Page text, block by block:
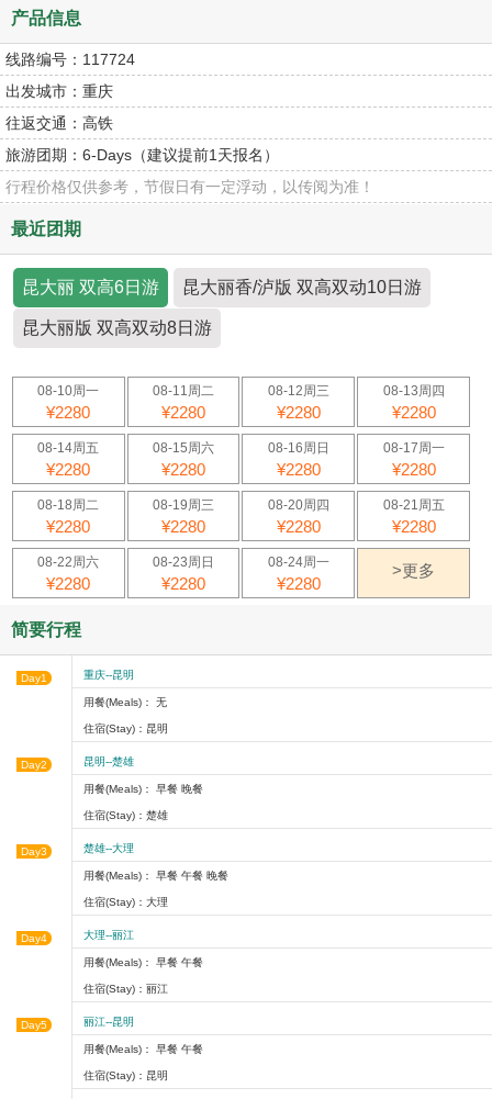
产品信息
线路编号： 117724
出发城市： 重庆
往返交通： 高铁
旅游团期： 6-Days（建议提前1天报名）
行程价格仅供参考，节假日有一定浮动，以传阅为准！
最近团期
昆大丽 双高6日游 昆大丽香/泸版 双高双动10日游
昆大丽版 双高双动8日游
08-10周一
¥2280
08-11周二
¥2280
08-12周三
¥2280
08-13周四
¥2280
08-14周五
¥2280
08-15周六
¥2280
08-16周日
¥2280
08-17周一
¥2280
08-18周二
¥2280
08-19周三
¥2280
08-20周四
¥2280
08-21周五
¥2280
08-22周六
¥2280
08-23周日
¥2280
08-24周一
¥2280
>更多
简要行程
Day1 重庆--昆明
用餐(Meals)： 无
住宿(Stay)：昆明
Day2 昆明--楚雄
用餐(Meals)： 早餐 晚餐
住宿(Stay)：楚雄
Day3 楚雄--大理
用餐(Meals)： 早餐 午餐 晚餐
住宿(Stay)：大理
Day4 大理--丽江
用餐(Meals)： 早餐 午餐
住宿(Stay)：丽江
Day5 丽江--昆明
用餐(Meals)： 早餐 午餐
住宿(Stay)：昆明